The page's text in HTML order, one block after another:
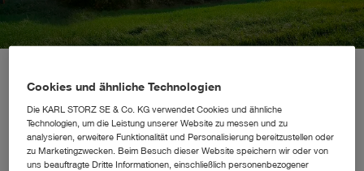
VERTRIEBS- UND MARKETINGNIEDERLASSUNG
KARL STORZ Endoscopy Suomi
Oy
Cookies und ähnliche Technologien
Die KARL STORZ SE & Co. KG verwendet Cookies und ähnliche
Technologien, um die Leistung unserer Website zu messen und zu
analysieren, erweitere Funktionalität und Personalisierung bereitzustellen oder
zu Marketingzwecken. Beim Besuch dieser Website speichern wir oder von
uns beauftragte Dritte Informationen, einschließlich personenbezogener